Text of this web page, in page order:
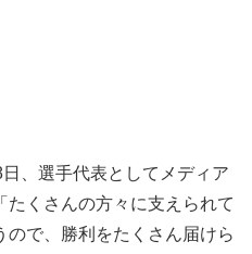
、選手代表としてメディア
くさんの方々に支えられて
ので、勝利をたくさん届けら